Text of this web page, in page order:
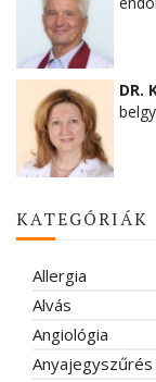
DR.
KATEGÓRIÁK
Allergia
Alvás
Angiológia
Anyajegyszűrés